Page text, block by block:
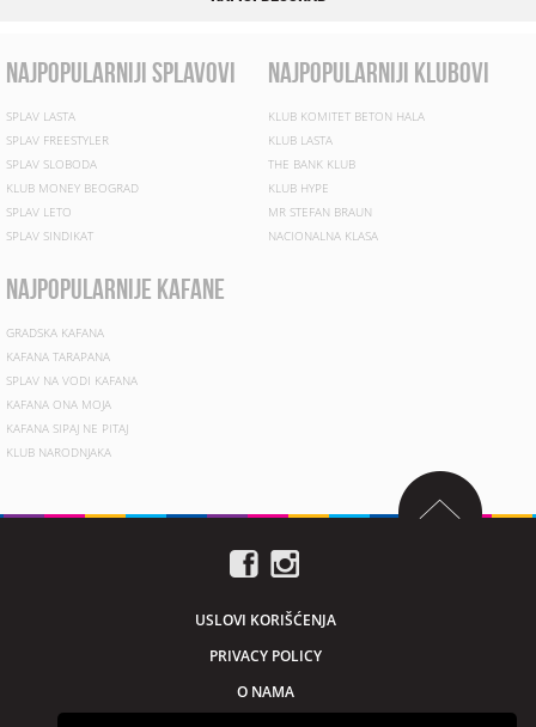
najpopularniji splavovi
SPLAV LASTA
SPLAV FREESTYLER
SPLAV SLOBODA
KLUB MONEY BEOGRAD
SPLAV LETO
SPLAV SINDIKAT
najpopularniji klubovi
KLUB KOMITET BETON HALA
KLUB LASTA
THE BANK KLUB
KLUB HYPE
MR STEFAN BRAUN
NACIONALNA KLASA
najpopularnije kafane
GRADSKA KAFANA
KAFANA TARAPANA
SPLAV NA VODI KAFANA
KAFANA ONA MOJA
KAFANA SIPAJ NE PITAJ
KLUB NARODNJAKA
USLOVI KORIŠĆENJA
PRIVACY POLICY
O NAMA